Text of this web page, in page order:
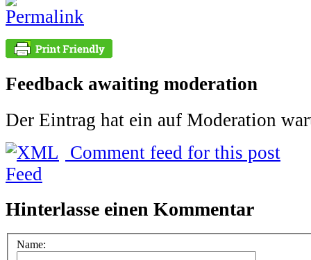
Feedback awaiting moderation
Der Eintrag hat ein auf Moderation
Comment feed for this post
Hinterlasse einen Kommentar
Name: